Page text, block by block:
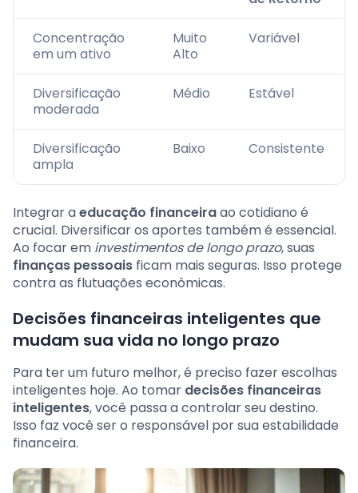
Concentração
em um ativo
Muito
Alto
Variável
Diversificação
moderada
Médio Estável
Diversificação
ampla
Baixo Consistente
Integrar aeducação financeiraao cotidiano é
crucial. Diversificar os aportes também é essencial.
Ao focar em investimentos de longo prazo, suas
finanças pessoais ficam mais seguras. Isso protege
contra as flutuações econômicas.
Decisões financeiras inteligentes que
mudam sua vida no longo prazo
Para ter um futuro melhor, é preciso fazer escolhas
inteligentes hoje. Ao tomar decisões financeiras
inteligentes, você passa a controlar seu destino.
Isso faz você ser o responsável por sua estabilidade
financeira.